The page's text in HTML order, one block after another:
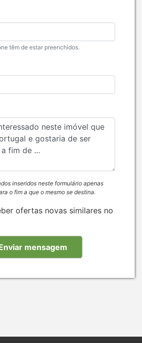
têm de estar preenchidos.
inseridos neste formulário apenas
o fim a que o mesmo se destina.
ofertas novas similares no